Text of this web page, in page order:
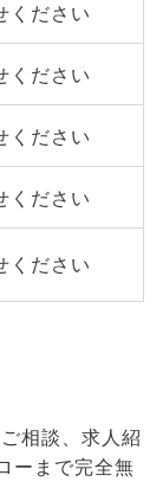
ください
ください
ください
ください
ください
相談、求人紹
ーまで完全無